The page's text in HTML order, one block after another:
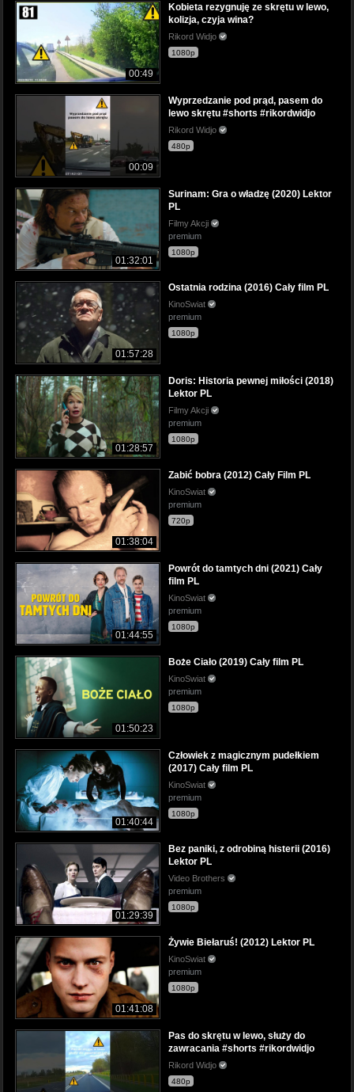
00:49
Kobieta rezygnuję ze skrętu w lewo,
kolizja, czyja wina?
Rikord Widjo
1080p
00:09
Wyprzedzanie pod prąd, pasem do
lewo skrętu #shorts #rikordwidjo
Rikord Widjo
480p
01:32:01
Surinam: Gra o władzę (2020) Lektor
PL
Filmy Akcji
premium
1080p
01:57:28
Ostatnia rodzina (2016) Cały film PL
KinoSwiat
premium
1080p
01:28:57
Doris: Historia pewnej miłości (2018)
Lektor PL
Filmy Akcji
premium
1080p
01:38:04
Zabić bobra (2012) Cały Film PL
KinoSwiat
premium
720p
01:44:55
Powrót do tamtych dni (2021) Cały
film PL
KinoSwiat
premium
1080p
01:50:23
Boże Ciało (2019) Cały film PL
KinoSwiat
premium
1080p
01:40:44
Człowiek z magicznym pudełkiem
(2017) Cały film PL
KinoSwiat
premium
1080p
01:29:39
Bez paniki, z odrobiną histerii (2016)
Lektor PL
Video Brothers
premium
1080p
01:41:08
Żywie Biełaruś! (2012) Lektor PL
KinoSwiat
premium
1080p
Pas do skrętu w lewo, służy do
zawracania #shorts #rikordwidjo
Rikord Widjo
480p